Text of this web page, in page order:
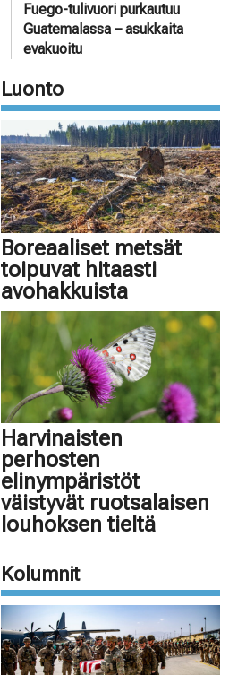
Fuego-tulivuori purkautuu
Guatemalassa – asukkaita
evakuoitu
Luonto
Boreaaliset metsät
toipuvat hitaasti
avohakkuista
Harvinaisten
perhosten
elinympäristöt
väistyvät ruotsalaisen
louhoksen tieltä
Kolumnit